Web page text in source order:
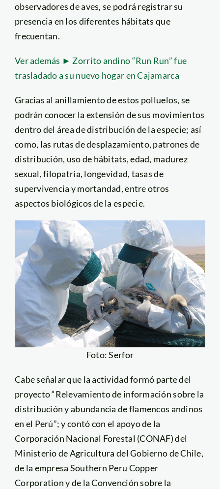
observadores de aves, se podrá registrar su
presencia en los diferentes hábitats que
frecuentan.
Ver además ► Zorrito andino “Run Run” fue
trasladado a su nuevo hogar en Cajamarca
Gracias al anillamiento de estos polluelos, se
podrán conocer la extensión de sus movimientos
dentro del área de distribución de la especie; así
como, las rutas de desplazamiento, patrones de
distribución, uso de hábitats, edad, madurez
sexual, filopatría, longevidad, tasas de
supervivencia y mortandad, entre otros
aspectos biológicos de la especie.
Foto: Serfor
Cabe señalar que la actividad formó parte del
proyecto “Relevamiento de información sobre la
distribución y abundancia de flamencos andinos
en el Perú”; y contó con el apoyo de la
Corporación Nacional Forestal (CONAF) del
Ministerio de Agricultura del Gobierno de Chile,
de la empresa Southern Peru Copper
Corporation y de la Convención sobre la